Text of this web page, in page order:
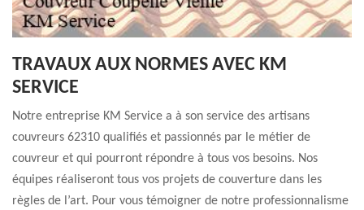
TRAVAUX AUX NORMES AVEC KM
SERVICE
Notre entreprise KM Service a à son service des artisans
couvreurs 62310 qualifiés et passionnés par le métier de
couvreur et qui pourront répondre à tous vos besoins. Nos
équipes réaliseront tous vos projets de couverture dans les
règles de l’art. Pour vous témoigner de notre professionnalisme